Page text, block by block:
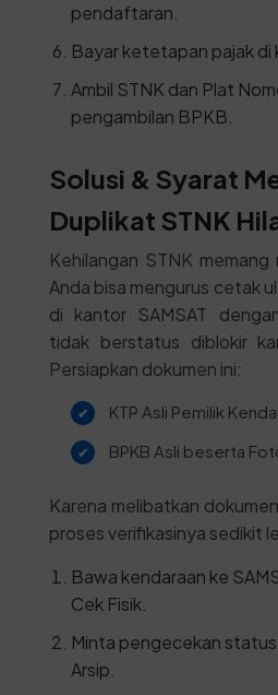
pendaftaran.
Bayar ketetapan pajak di
Ambil STNK dan Plat
pengambilan BPKB.
Solusi & Syarat
Duplikat STNK
Kehilangan STNK
Anda bisa mengurus cetak
di kantor SAMSAT
tidak berstatus diblokir
Persiapkan dokumen ini:
KTP Asli Pemilik
BPKB Asli beserta
Karena melibatkan
proses verifikasinya sedikit
Bawa kendaraan ke
Cek Fisik.
Minta pengecekan
Arsip.